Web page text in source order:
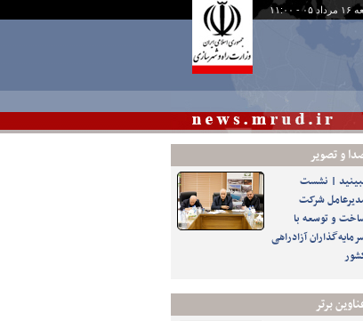
۰۵ - ۱۱:۰۰
و تصوير
| نشست
شرکت
و توسعه با
آزادراهی
برتر